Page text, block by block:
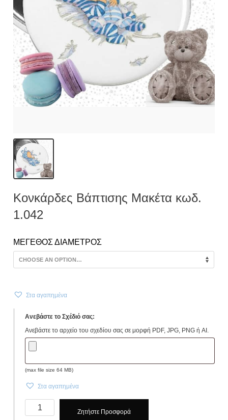
Κονκάρδες Βάπτισης Μακέτα κωδ.
1.042
ΜΕΓΕΘΟΣ ΔΙΑΜΕΤΡΟΣ
Στα αγαπημένα
Ανεβάστε το Σχέδιό σας:
Ανεβάστε το αρχείο του σχεδίου σας σε μορφή PDF, JPG, PNG ή AI.
(max file size 64 MB)
Στα αγαπημένα
Κονκάρδες
Βάπτισης
Ζητήστε Προσφορά